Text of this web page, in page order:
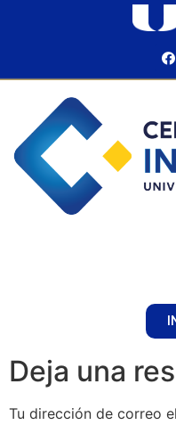
Deja una
Tu dirección de correo